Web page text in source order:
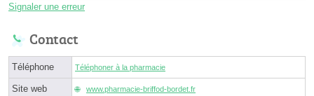
Signaler une erreur
Contact
Téléphone Téléphoner à la pharmacie
Site web www.pharmacie-briffod-bordet.fr